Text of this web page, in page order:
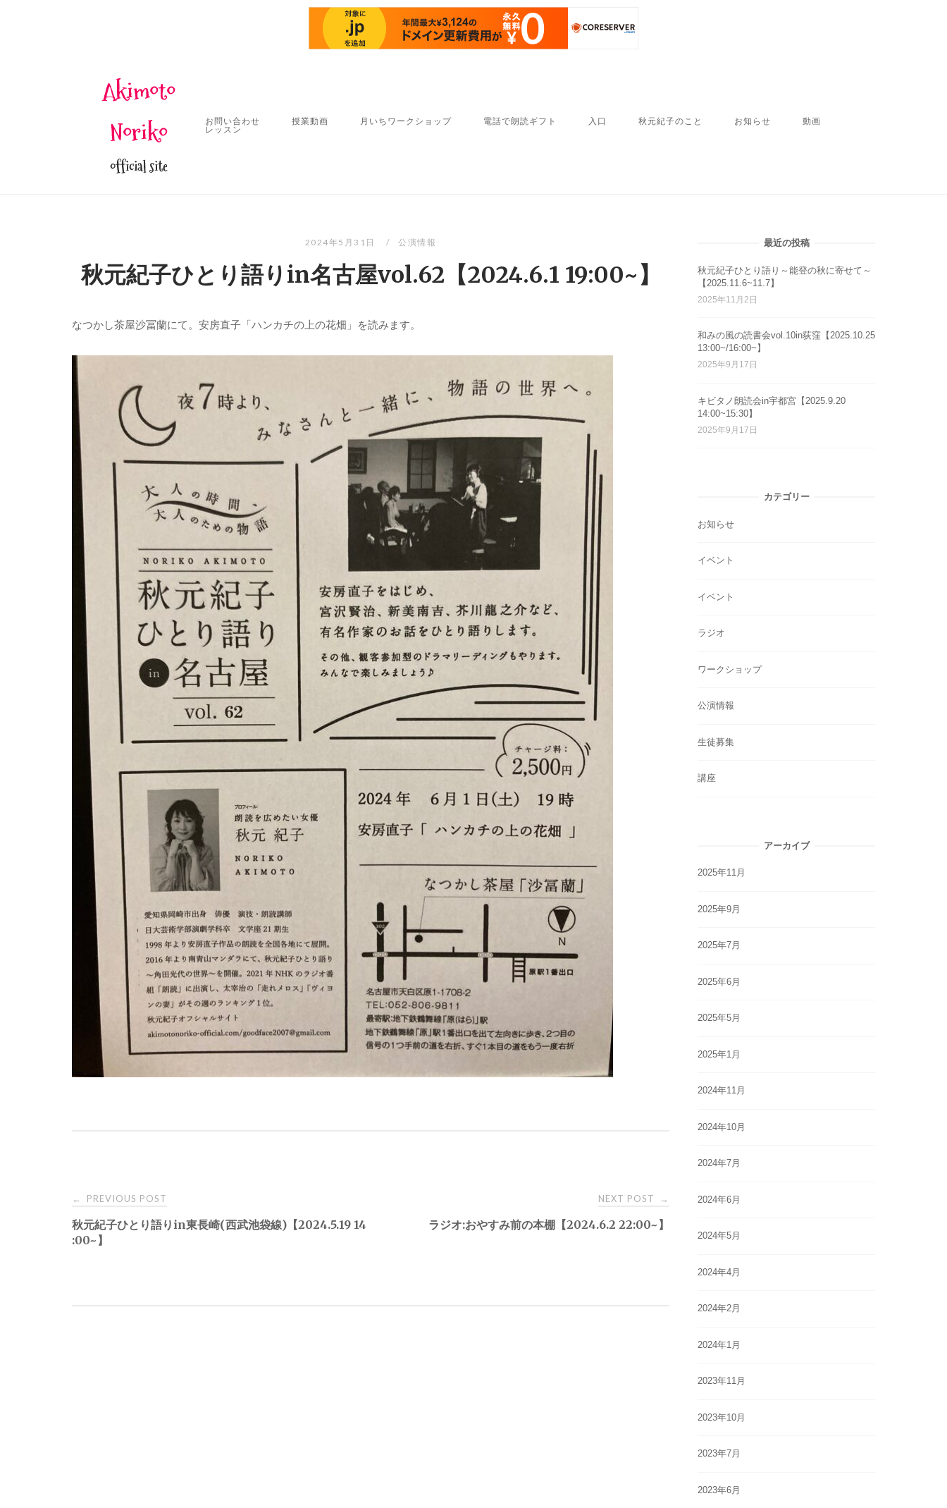
Akimoto
Noriko
official site
お問い合わせ 授業動画 月いちワークショップ 電話で朗読ギフト 入口 秋元紀子のこと お知らせ
動画
レッスン
2024年5月31日 公演情報
秋元紀子ひとり語りin名古屋vol.62【2024.6.1 19:00~】
なつかし茶屋沙冨蘭にて。安房直子「ハンカチの上の花畑」を読みます。
Post
navigation
← PREVIOUS POST
秋元紀子ひとり語りin東長崎(西武池袋線)【2024.5.19 14
:00~】
NEXT POST →
ラジオ:おやすみ前の本棚【2024.6.2 22:00~】
最近の投稿
秋元紀子ひとり語り～能登の秋に寄せて～
【2025.11.6~11.7】
2025年11月2日
和みの風の読書会vol.10in荻窪【2025.10.25
13:00~/16:00~】
2025年9月17日
キビタノ朗読会in宇都宮【2025.9.20
14:00~15:30】
2025年9月17日
カテゴリー
お知らせ
イベント
イベント
ラジオ
ワークショップ
公演情報
生徒募集
講座
アーカイブ
2025年11月
2025年9月
2025年7月
2025年6月
2025年5月
2025年1月
2024年11月
2024年10月
2024年7月
2024年6月
2024年5月
2024年4月
2024年2月
2024年1月
2023年11月
2023年10月
2023年7月
2023年6月